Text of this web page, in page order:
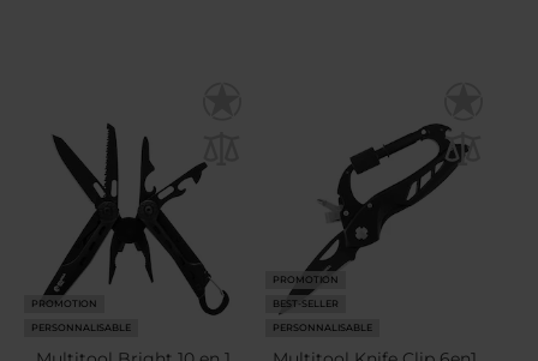
PROMOTION
PERSONNALISABLE
PROMOTION
BEST-SELLER
PERSONNALISABLE